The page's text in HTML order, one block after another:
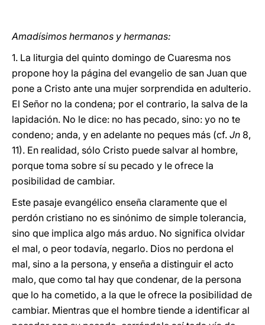
Amadísimos hermanos y hermanas:
1. La liturgia del quinto domingo de Cuaresma nos
propone hoy la página del evangelio de san Juan que
pone a Cristo ante una mujer sorprendida en adulterio.
El Señor no la condena; por el contrario, la salva de la
lapidación. No le dice: no has pecado, sino: yo no te
condeno; anda, y en adelante no peques más (cf. Jn 8,
11). En realidad, sólo Cristo puede salvar al hombre,
porque toma sobre sí su pecado y le ofrece la
posibilidad de cambiar.
Este pasaje evangélico enseña claramente que el
perdón cristiano no es sinónimo de simple tolerancia,
sino que implica algo más arduo. No significa olvidar
el mal, o peor todavía, negarlo. Dios no perdona el
mal, sino a la persona, y enseña a distinguir el acto
malo, que como tal hay que condenar, de la persona
que lo ha cometido, a la que le ofrece la posibilidad de
cambiar. Mientras que el hombre tiende a identificar al